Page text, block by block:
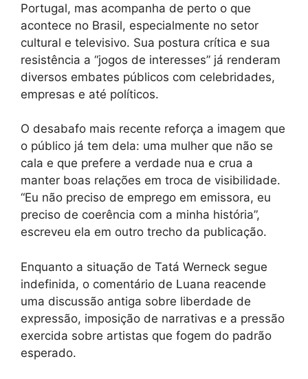
Portugal, mas acompanha de perto o que
acontece no Brasil, especialmente no setor
cultural e televisivo. Sua postura crítica e sua
resistência a “jogos de interesses” já renderam
diversos embates públicos com celebridades,
empresas e até políticos.
O desabafo mais recente reforça a imagem que
o público já tem dela: uma mulher que não se
cala e que prefere a verdade nua e crua a
manter boas relações em troca de visibilidade.
“Eu não preciso de emprego em emissora, eu
preciso de coerência com a minha história”,
escreveu ela em outro trecho da publicação.
Enquanto a situação de Tatá Werneck segue
indefinida, o comentário de Luana reacende
uma discussão antiga sobre liberdade de
expressão, imposição de narrativas e a pressão
exercida sobre artistas que fogem do padrão
esperado.